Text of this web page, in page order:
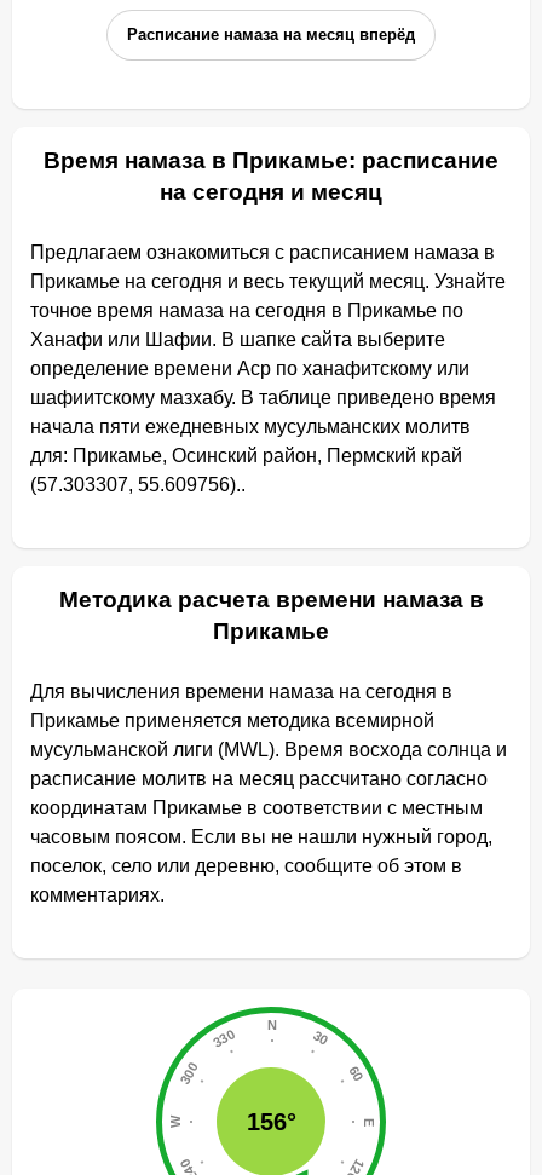
Расписание намаза на месяц вперёд
Время намаза в Прикамье: расписание
на сегодня и месяц
Предлагаем ознакомиться с расписанием намаза в
Прикамье на сегодня и весь текущий месяц. Узнайте
точное время намаза на сегодня в Прикамье по
Ханафи или Шафии. В шапке сайта выберите
определение времени Аср по ханафитскому или
шафиитскому мазхабу. В таблице приведено время
начала пяти ежедневных мусульманских молитв
для: Прикамье, Осинский район, Пермский край
(57.303307, 55.609756)..
Методика расчета времени намаза в
Прикамье
Для вычисления времени намаза на сегодня в
Прикамье применяется методика всемирной
мусульманской лиги (MWL). Время восхода солнца и
расписание молитв на месяц рассчитано согласно
координатам Прикамье в соответствии с местным
часовым поясом. Если вы не нашли нужный город,
поселок, село или деревню, сообщите об этом в
комментариях.
156°